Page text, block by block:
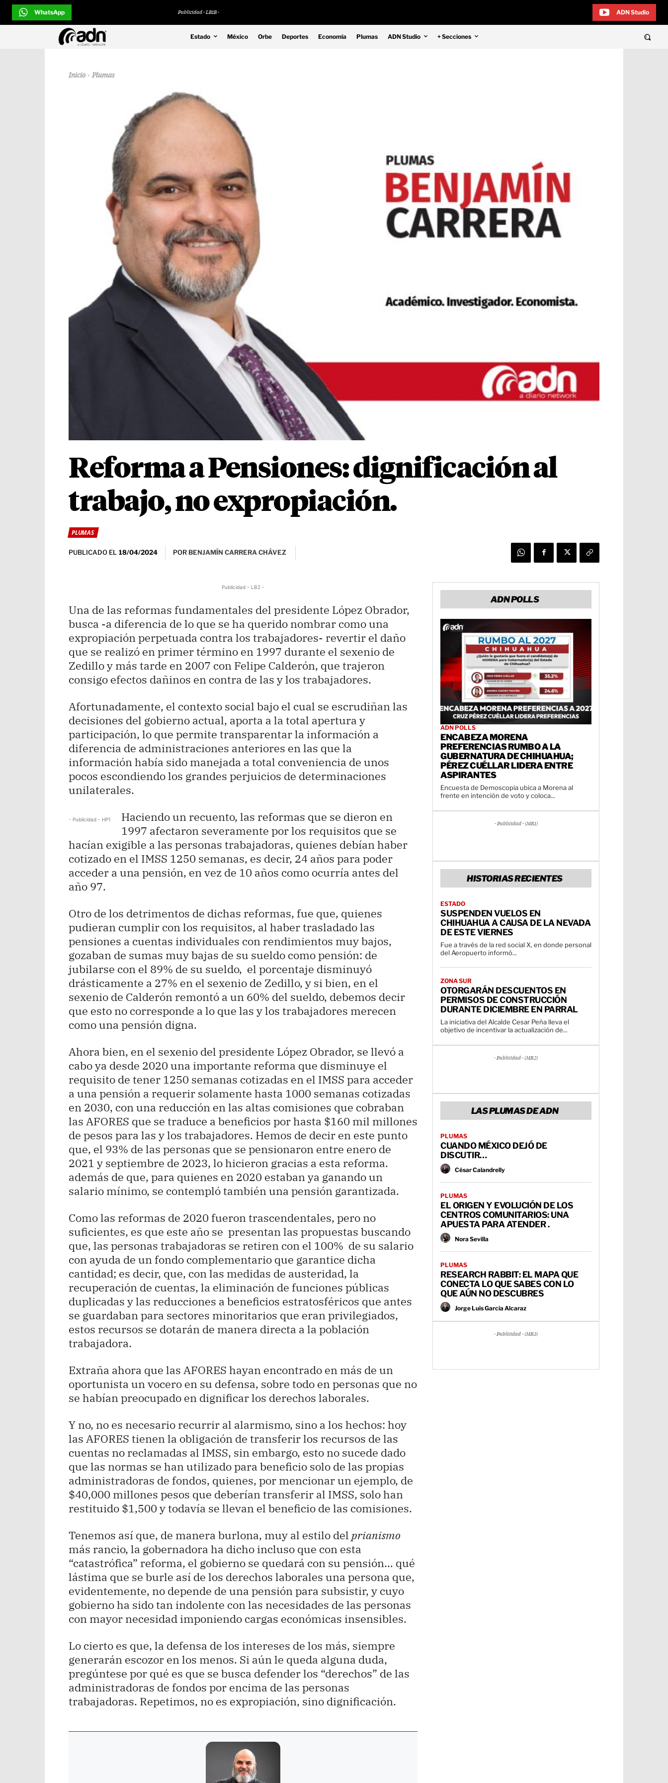
WhatsApp Publicidad - LB1B - ADN Studio
Estado México Orbe Deportes Economía Plumas ADN Studio + Secciones
Inicio Plumas
Reforma a Pensiones: dignificación al
trabajo, no expropiación.
PLUMAS
PUBLICADO EL 18/04/2024 POR BENJAMÍN CARRERA CHÁVEZ
Publicidad - LB2 -
Una de las reformas fundamentales del presidente López Obrador,
busca -a diferencia de lo que se ha querido nombrar como una
expropiación perpetuada contra los trabajadores- revertir el daño
que se realizó en primer término en 1997 durante el sexenio de
Zedillo y más tarde en 2007 con Felipe Calderón, que trajeron
consigo efectos dañinos en contra de las y los trabajadores.
Afortunadamente, el contexto social bajo el cual se escrudiñan las
decisiones del gobierno actual, aporta a la total apertura y
participación, lo que permite transparentar la información a
diferencia de administraciones anteriores en las que la
información había sido manejada a total conveniencia de unos
pocos escondiendo los grandes perjuicios de determinaciones
unilaterales.
- Publicidad - HP1
Haciendo un recuento, las reformas que se dieron en
1997 afectaron severamente por los requisitos que se
hacían exigible a las personas trabajadoras, quienes debían haber
cotizado en el IMSS 1250 semanas, es decir, 24 años para poder
acceder a una pensión, en vez de 10 años como ocurría antes del
año 97.
Otro de los detrimentos de dichas reformas, fue que, quienes
pudieran cumplir con los requisitos, al haber trasladado las
pensiones a cuentas individuales con rendimientos muy bajos,
gozaban de sumas muy bajas de su sueldo como pensión: de
jubilarse con el 89% de su sueldo, el porcentaje disminuyó
drásticamente a 27% en el sexenio de Zedillo, y si bien, en el
sexenio de Calderón remontó a un 60% del sueldo, debemos decir
que esto no corresponde a lo que las y los trabajadores merecen
como una pensión digna.
Ahora bien, en el sexenio del presidente López Obrador, se llevó a
cabo ya desde 2020 una importante reforma que disminuye el
requisito de tener 1250 semanas cotizadas en el IMSS para acceder
a una pensión a requerir solamente hasta 1000 semanas cotizadas
en 2030, con una reducción en las altas comisiones que cobraban
las AFORES que se traduce a beneficios por hasta $160 mil millones
de pesos para las y los trabajadores. Hemos de decir en este punto
que, el 93% de las personas que se pensionaron entre enero de
2021 y septiembre de 2023, lo hicieron gracias a esta reforma.
además de que, para quienes en 2020 estaban ya ganando un
salario mínimo, se contempló también una pensión garantizada.
Como las reformas de 2020 fueron trascendentales, pero no
suficientes, es que este año se presentan las propuestas buscando
que, las personas trabajadoras se retiren con el 100% de su salario
con ayuda de un fondo complementario que garantice dicha
cantidad; es decir, que, con las medidas de austeridad, la
recuperación de cuentas, la eliminación de funciones públicas
duplicadas y las reducciones a beneficios estratosféricos que antes
se guardaban para sectores minoritarios que eran privilegiados,
estos recursos se dotarán de manera directa a la población
trabajadora.
Extraña ahora que las AFORES hayan encontrado en más de un
oportunista un vocero en su defensa, sobre todo en personas que no
se habían preocupado en dignificar los derechos laborales.
Y no, no es necesario recurrir al alarmismo, sino a los hechos: hoy
las AFORES tienen la obligación de transferir los recursos de las
cuentas no reclamadas al IMSS, sin embargo, esto no sucede dado
que las normas se han utilizado para beneficio solo de las propias
administradoras de fondos, quienes, por mencionar un ejemplo, de
$40,000 millones pesos que deberían transferir al IMSS, solo han
restituido $1,500 y todavía se llevan el beneficio de las comisiones.
Tenemos así que, de manera burlona, muy al estilo del prianismo
más rancio, la gobernadora ha dicho incluso que con esta
“catastrófica” reforma, el gobierno se quedará con su pensión… qué
lástima que se burle así de los derechos laborales una persona que,
evidentemente, no depende de una pensión para subsistir, y cuyo
gobierno ha sido tan indolente con las necesidades de las personas
con mayor necesidad imponiendo cargas económicas insensibles.
Lo cierto es que, la defensa de los intereses de los más, siempre
generarán escozor en los menos. Si aún le queda alguna duda,
pregúntese por qué es que se busca defender los “derechos” de las
administradoras de fondos por encima de las personas
trabajadoras. Repetimos, no es expropiación, sino dignificación.
ADN POLLS
ADN POLLS
ENCABEZA MORENA
PREFERENCIAS RUMBO A LA
GUBERNATURA DE CHIHUAHUA;
PÉREZ CUÉLLAR LIDERA ENTRE
ASPIRANTES
Encuesta de Demoscopia ubica a Morena al
frente en intención de voto y coloca...
- Publicidad - (MR1)
HISTORIAS RECIENTES
ESTADO
SUSPENDEN VUELOS EN
CHIHUAHUA A CAUSA DE LA NEVADA
DE ESTE VIERNES
Fue a través de la red social X, en donde personal
del Aeropuerto informó...
ZONA SUR
OTORGARÁN DESCUENTOS EN
PERMISOS DE CONSTRUCCIÓN
DURANTE DICIEMBRE EN PARRAL
La iniciativa del Alcalde Cesar Peña lleva el
objetivo de incentivar la actualización de...
- Publicidad - (MR2)
LAS PLUMAS DE ADN
PLUMAS
CUANDO MÉXICO DEJÓ DE
DISCUTIR…
César Calandrelly
PLUMAS
EL ORIGEN Y EVOLUCIÓN DE LOS
CENTROS COMUNITARIOS: UNA
APUESTA PARA ATENDER .
Nora Sevilla
PLUMAS
RESEARCH RABBIT: EL MAPA QUE
CONECTA LO QUE SABES CON LO
QUE AÚN NO DESCUBRES
Jorge Luis García Alcaraz
- Publicidad - (MR3)